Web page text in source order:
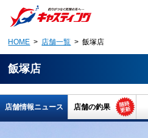
HOME > 店舗一覧 > 飯塚店
飯塚店
店舗情報ニュース 店舗の釣果